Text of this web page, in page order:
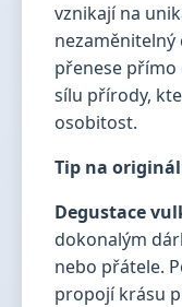
vznikají na
nezaměnitelný
přenese
sílu přírody,
osobitost.
Tip na
Degustace
dokonalým
nebo přátele.
propojí krásu